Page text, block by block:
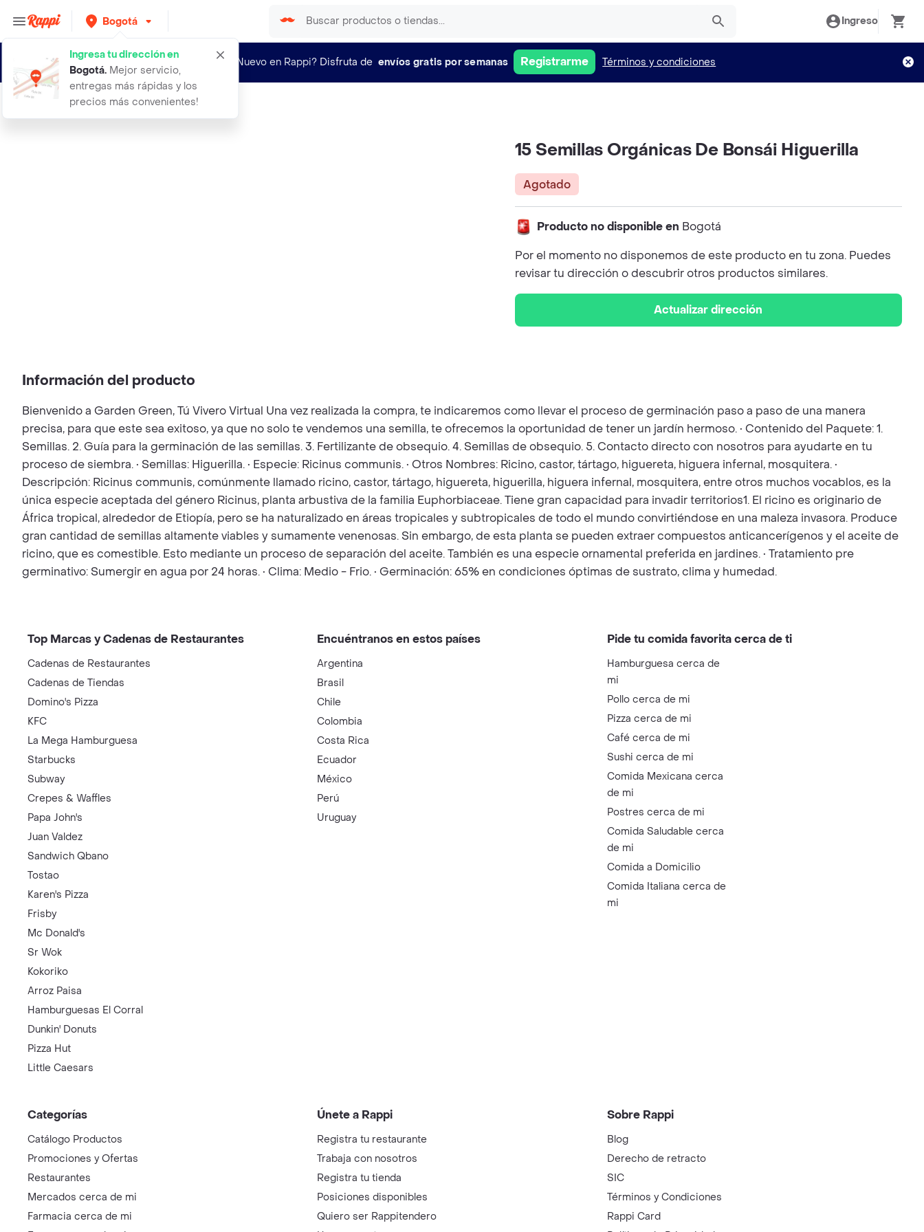
Bogotá
Ingresa tu dirección en
Bogotá. Mejor servicio,
entregas más rápidas y los
precios más convenientes!
Ingreso
¿Nuevo en Rappi? Disfruta de envíos gratis por semanas Registrarme Términos y condiciones
15 semillas organicas de bonsai hig
15 Semillas Orgánicas De Bonsái Higuerilla
Agotado
Producto no disponible en Bogotá
Por el momento no disponemos de este producto en tu zona. Puedes
revisar tu dirección o descubrir otros productos similares.
Actualizar dirección
Información del producto
Bienvenido a Garden Green, Tú Vivero Virtual Una vez realizada la compra, te indicaremos como llevar el proceso de germinación paso a paso de una manera
precisa, para que este sea exitoso, ya que no solo te vendemos una semilla, te ofrecemos la oportunidad de tener un jardín hermoso. • Contenido del Paquete: 1.
Semillas. 2. Guía para la germinación de las semillas. 3. Fertilizante de obsequio. 4. Semillas de obsequio. 5. Contacto directo con nosotros para ayudarte en tu
proceso de siembra. • Semillas: Higuerilla. • Especie: Ricinus communis. • Otros Nombres: Ricino, castor, tártago, higuereta, higuera infernal, mosquitera. •
Descripción: Ricinus communis, comúnmente llamado ricino, castor, tártago, higuereta, higuerilla, higuera infernal, mosquitera, entre otros muchos vocablos, es la
única especie aceptada del género Ricinus, planta arbustiva de la familia Euphorbiaceae. Tiene gran capacidad para invadir territorios1. El ricino es originario de
África tropical, alrededor de Etiopía, pero se ha naturalizado en áreas tropicales y subtropicales de todo el mundo convirtiéndose en una maleza invasora. Produce
gran cantidad de semillas altamente viables y sumamente venenosas. Sin embargo, de esta planta se pueden extraer compuestos anticancerígenos y el aceite de
ricino, que es comestible. Esto mediante un proceso de separación del aceite. También es una especie ornamental preferida en jardines. • Tratamiento pre
germinativo: Sumergir en agua por 24 horas. • Clima: Medio - Frio. • Germinación: 65% en condiciones óptimas de sustrato, clima y humedad.
Top Marcas y Cadenas de Restaurantes
Cadenas de Restaurantes
Cadenas de Tiendas
Domino's Pizza
KFC
La Mega Hamburguesa
Starbucks
Subway
Crepes & Waffles
Papa John's
Juan Valdez
Sandwich Qbano
Tostao
Karen's Pizza
Frisby
Mc Donald's
Sr Wok
Kokoriko
Arroz Paisa
Hamburguesas El Corral
Dunkin' Donuts
Pizza Hut
Little Caesars
Encuéntranos en estos países
Argentina
Brasil
Chile
Colombia
Costa Rica
Ecuador
México
Perú
Uruguay
Pide tu comida favorita cerca de ti
Hamburguesa cerca de
mi
Pollo cerca de mi
Pizza cerca de mi
Café cerca de mi
Sushi cerca de mi
Comida Mexicana cerca
de mi
Postres cerca de mi
Comida Saludable cerca
de mi
Comida a Domicilio
Comida Italiana cerca de
mi
Categorías
Catálogo Productos
Promociones y Ofertas
Restaurantes
Mercados cerca de mi
Farmacia cerca de mi
Únete a Rappi
Registra tu restaurante
Trabaja con nosotros
Registra tu tienda
Posiciones disponibles
Quiero ser Rappitendero
Sobre Rappi
Blog
Derecho de retracto
SIC
Términos y Condiciones
Rappi Card